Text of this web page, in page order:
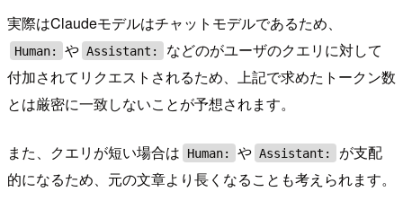
実際はClaudeモデルはチャットモデルであるため、
Human: や Assistant:
などのがユーザのクエリに対して
付加されてリクエストされるため、上記で求めたトークン数
とは厳密に一致しないことが予想されます。
また、クエリが短い場合は Human: や Assistant:
が支配
的になるため、元の文章より長くなることも考えられます。